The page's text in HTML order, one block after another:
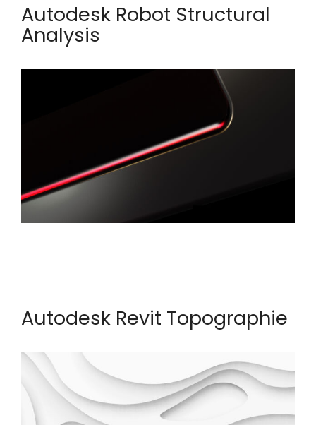
Autodesk Robot Structural
Analysis
Autodesk Revit Topographie